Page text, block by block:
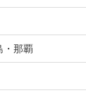
・那覇